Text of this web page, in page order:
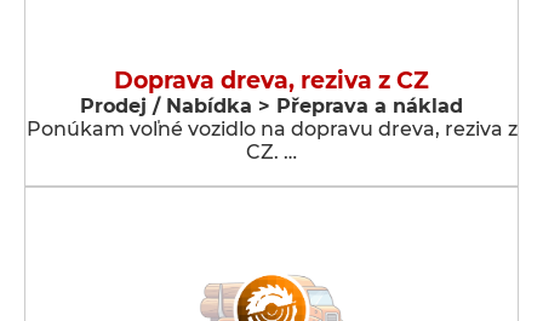
Doprava dreva, reziva z CZ
Prodej / Nabídka > Přeprava a náklad
Ponúkam voľné vozidlo na dopravu dreva, reziva z
CZ. …